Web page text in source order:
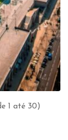
1 até 30)